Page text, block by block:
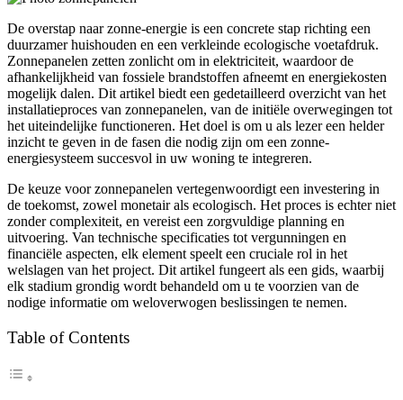
De overstap naar zonne-energie is een concrete stap richting een
duurzamer huishouden en een verkleinde ecologische voetafdruk.
Zonnepanelen zetten zonlicht om in elektriciteit, waardoor de
afhankelijkheid van fossiele brandstoffen afneemt en energiekosten
mogelijk dalen. Dit artikel biedt een gedetailleerd overzicht van het
installatieproces van zonnepanelen, van de initiële overwegingen tot
het uiteindelijke functioneren. Het doel is om u als lezer een helder
inzicht te geven in de fasen die nodig zijn om een zonne-
energiesysteem succesvol in uw woning te integreren.
De keuze voor zonnepanelen vertegenwoordigt een investering in
de toekomst, zowel monetair als ecologisch. Het proces is echter niet
zonder complexiteit, en vereist een zorgvuldige planning en
uitvoering. Van technische specificaties tot vergunningen en
financiële aspecten, elk element speelt een cruciale rol in het
welslagen van het project. Dit artikel fungeert als een gids, waarbij
elk stadium grondig wordt behandeld om u te voorzien van de
nodige informatie om weloverwogen beslissingen te nemen.
Table of Contents